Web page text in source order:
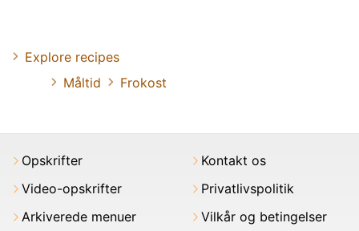
Explore recipes
Måltid
Frokost
Opskrifter
Video-opskrifter
Arkiverede menuer
Kontakt os
Privatlivspolitik
Vilkår og betingelser